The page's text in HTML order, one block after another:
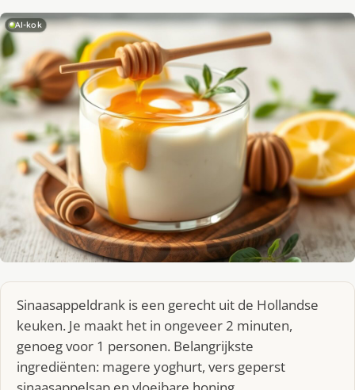
AI-kok
Sinaasappeldrank is een gerecht uit de Hollandse
keuken. Je maakt het in ongeveer 2 minuten,
genoeg voor 1 personen. Belangrijkste
ingrediënten: magere yoghurt, vers geperst